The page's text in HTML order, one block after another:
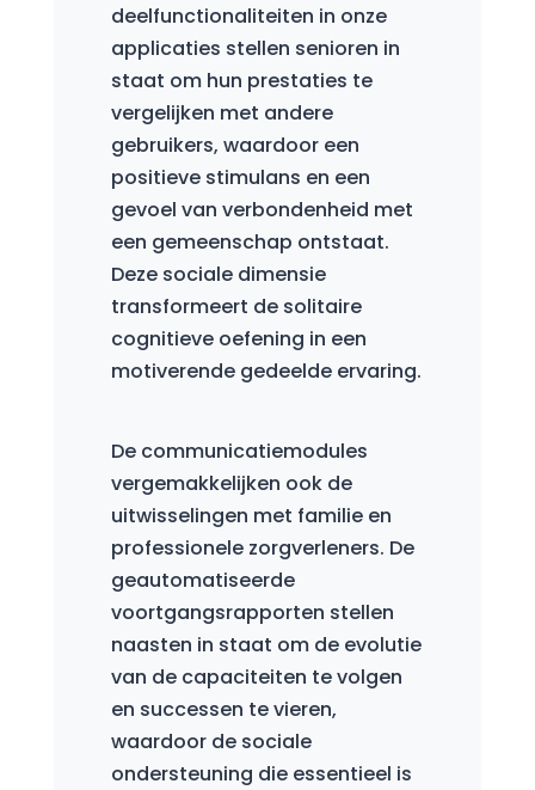
deelfunctionaliteiten in onze
applicaties stellen senioren in
staat om hun prestaties te
vergelijken met andere
gebruikers, waardoor een
positieve stimulans en een
gevoel van verbondenheid met
een gemeenschap ontstaat.
Deze sociale dimensie
transformeert de solitaire
cognitieve oefening in een
motiverende gedeelde ervaring.
De communicatiemodules
vergemakkelijken ook de
uitwisselingen met familie en
professionele zorgverleners. De
geautomatiseerde
voortgangsrapporten stellen
naasten in staat om de evolutie
van de capaciteiten te volgen
en successen te vieren,
waardoor de sociale
ondersteuning die essentieel is